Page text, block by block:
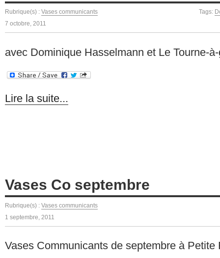
Rubrique(s) : Vases communicants Tags:
7 octobre, 2011
avec Dominique Hasselmann et Le Tourne-
Lire la suite...
Vases Co septembre
Rubrique(s) : Vases communicants
1 septembre, 2011
Vases Communicants de septembre à Petite